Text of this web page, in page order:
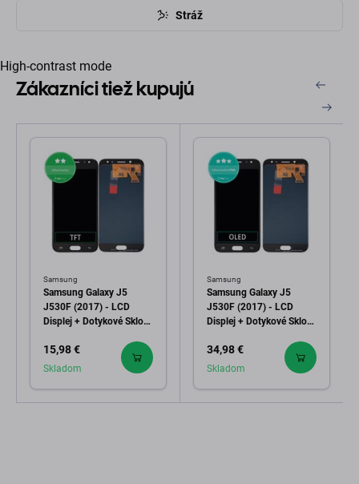
Stráž
High-contrast mode
Zákazníci tiež kupujú
Samsung
Samsung Galaxy J5
J530F (2017) - LCD
Displej + Dotykové Sklo
15,98 €
Skladom
Samsung
Samsung Galaxy J5
J530F (2017) - LCD
Displej + Dotykové Sklo
34,98 €
Skladom